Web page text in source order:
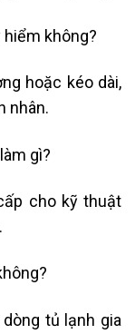
hiểm không?
hoặc kéo dài,
nhân.
gì?
cho kỹ thuật
tủ lạnh gia